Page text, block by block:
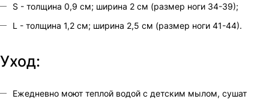
S - толщина 0,9 см; ширина 2 см (размер ноги 34-39);
L - толщина 1,2 см; ширина 2,5 см (размер ноги 41-44).
Уход:
Ежедневно моют теплой водой с детским мылом, сушат